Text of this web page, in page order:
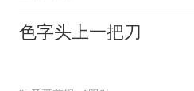
色字头上一把刀